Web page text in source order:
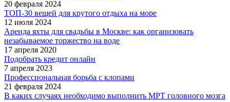
20 февраля 2024
ТОП-30 вещей для крутого отдыха на море
12 июля 2024
Аренда яхты для свадьбы в Москве: как организовать
незабываемое торжество на воде
17 апреля 2020
Подобрать кредит онлайн
7 апреля 2023
Профессиональная борьба с клопами
21 февраля 2024
В каких случаях необходимо выполнить МРТ головного мозга